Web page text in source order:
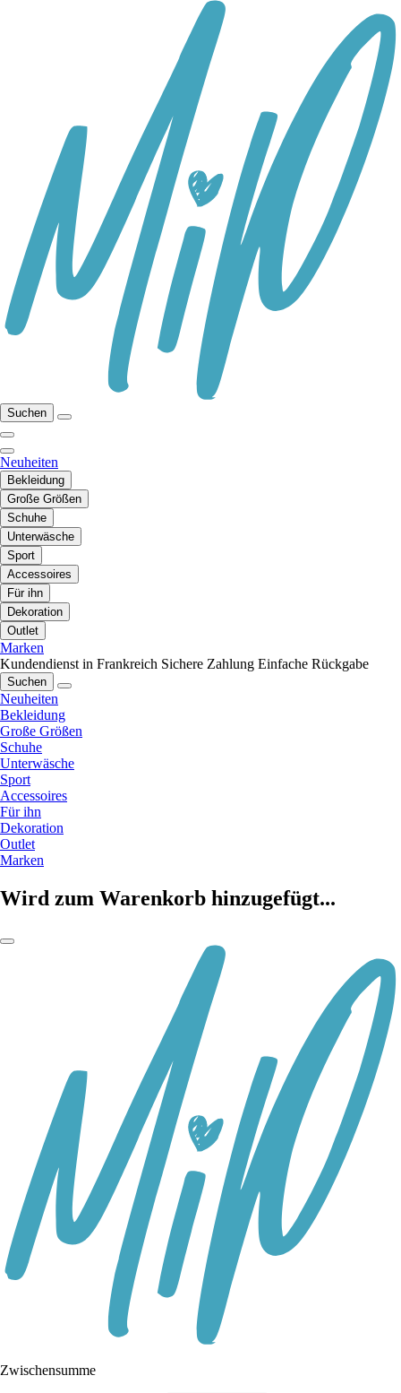
Suchen
Neuheiten
Bekleidung
Große Größen
Schuhe
Unterwäsche
Sport
Accessoires
Für ihn
Dekoration
Outlet
Marken
Kundendienst in Frankreich Sichere Zahlung Einfache Rückgabe
Suchen
Neuheiten
Bekleidung
Große Größen
Schuhe
Unterwäsche
Sport
Accessoires
Für ihn
Dekoration
Outlet
Marken
Wird zum Warenkorb hinzugefügt...
Zwischensumme